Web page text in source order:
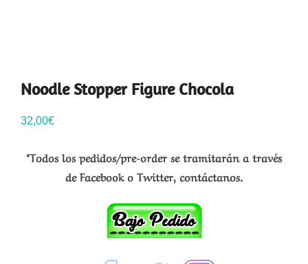
Noodle Stopper Figure Chocola
32,00€
*Todos los pedidos/pre-order se tramitarán a través
de Facebook o Twitter, contáctanos.